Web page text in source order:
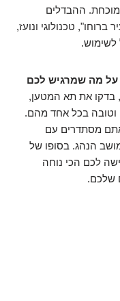
מוכחת. ההבדלים
טכנולוגי ונועז,
לשימוש.
על מה שמרגיש לכם
בדקו את תא המטען,
וטובה בכל אחד מהם.
מסתדרים עם
הנהג. בסופו של
לכם הכי נוחה
שלכם.